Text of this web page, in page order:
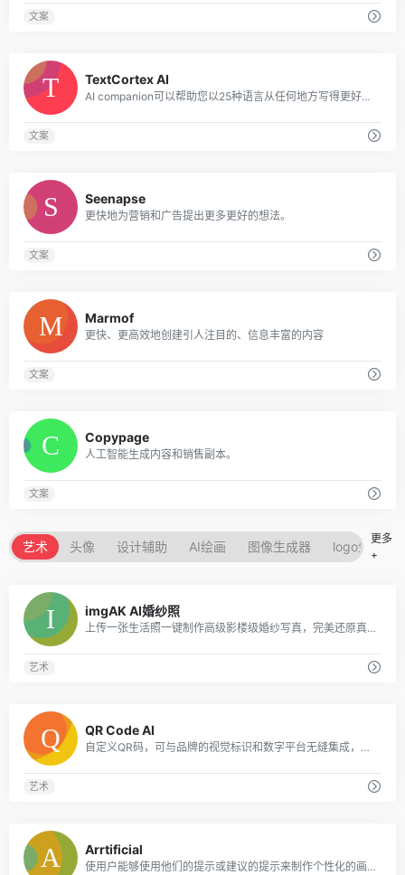
文案
TextCortex AI
AI companion可以帮助您以25种语言从任何地方写得更好，更快。
文案
Seenapse
更快地为营销和广告提出更多更好的想法。
文案
Marmof
更快、更高效地创建引人注目的、信息丰富的内容
文案
Copypage
人工智能生成内容和销售副本。
文案
艺术 头像 设计辅助 AI绘画 图像生成器 logo生成器
更多
+
imgAK AI婚纱照
上传一张生活照一键制作高级影楼级婚纱写真，完美还原真实人脸与肤质。
艺术
QR Code AI
自定义QR码，可与品牌的视觉标识和数字平台无缝集成，从而增强客户参与度和互动性。
艺术
Arrtificial
使用户能够使用他们的提示或建议的提示来制作个性化的画布艺术